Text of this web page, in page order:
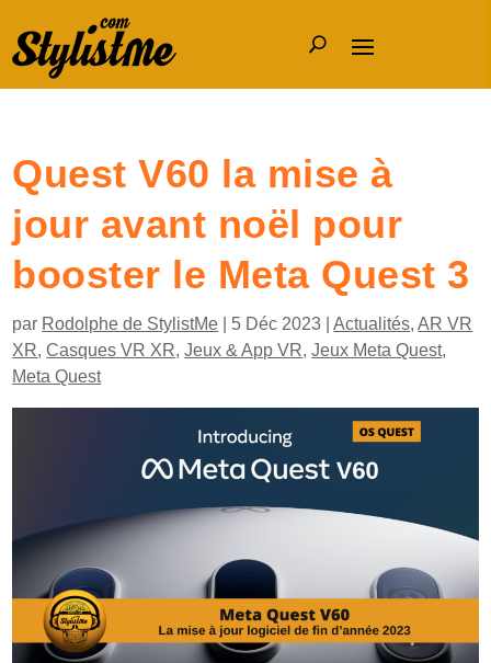
Quest V60 la mise à
jour avant noël pour
booster le Meta Quest 3
par Rodolphe de StylistMe 5 Déc 2023 |Actualités,AR VR
XR,Casques VR XR,Jeux & App VR,Jeux Meta Quest,
Meta Quest